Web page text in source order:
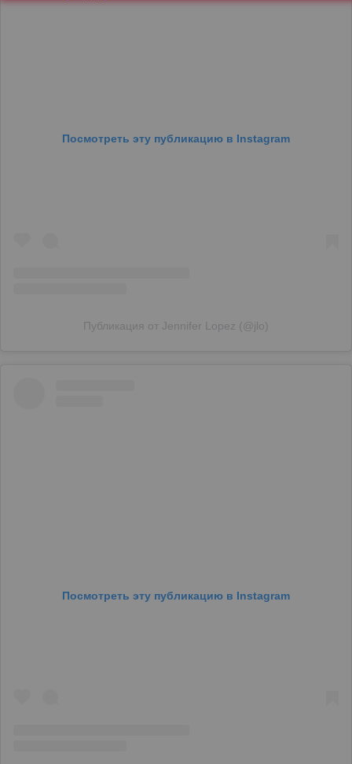
Посмотреть эту публикацию в Instagram
Публикация от Jennifer Lopez (@jlo)
Посмотреть эту публикацию в Instagram